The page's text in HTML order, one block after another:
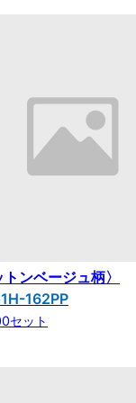
トンベージュ柄〉
162PP
セット